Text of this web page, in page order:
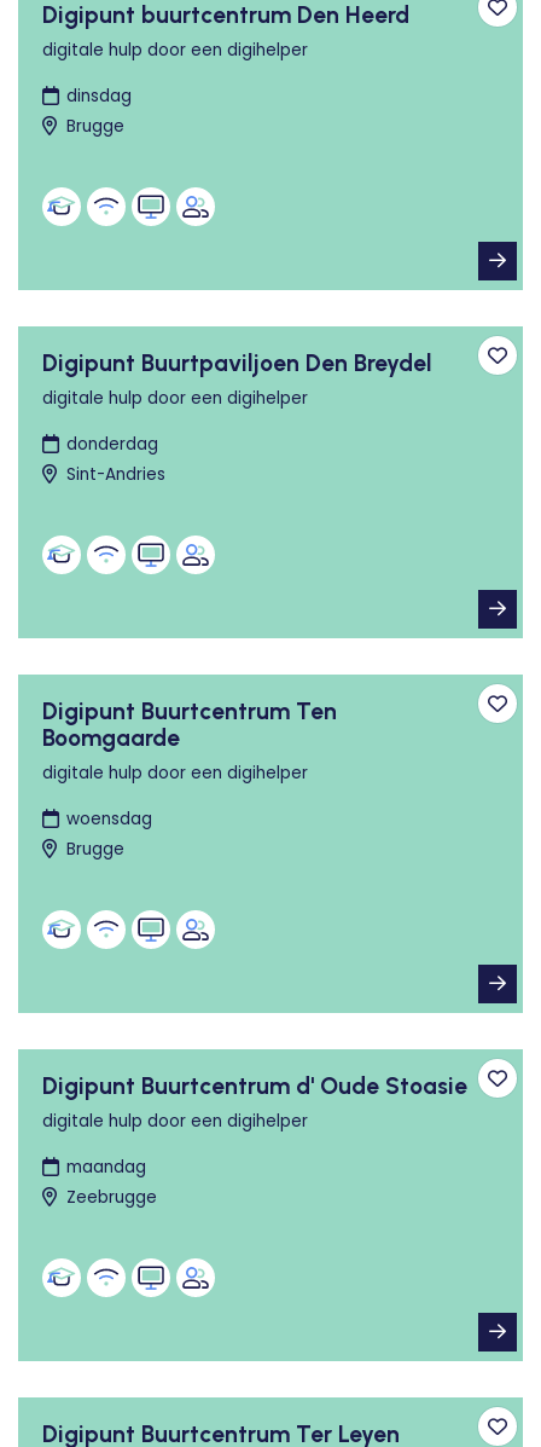
Digipunt buurtcentrum Den Heerd
digitale hulp door een digihelper
dinsdag
Brugge
Digipunt Buurtpaviljoen Den Breydel
digitale hulp door een digihelper
donderdag
Sint-Andries
Digipunt Buurtcentrum Ten
Boomgaarde
digitale hulp door een digihelper
woensdag
Brugge
Digipunt Buurtcentrum d' Oude Stoasie
digitale hulp door een digihelper
maandag
Zeebrugge
Digipunt Buurtcentrum Ter Leyen